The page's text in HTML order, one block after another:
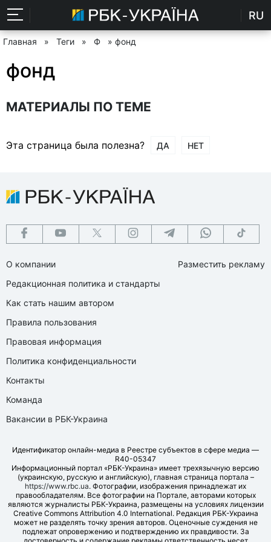
RU
Главная » Теги » Ф » фонд
фонд
МАТЕРИАЛЫ ПО ТЕМЕ
Эта страница была полезна? ДА НЕТ
О компании
Редакционная политика и стандарты
Как стать нашим автором
Правила пользования
Правовая информация
Политика конфиденциальности
Контакты
Команда
Вакансии в РБК-Украина
Разместить рекламу
Идентификатор онлайн-медиа в Реестре субъектов в сфере медиа —
R40-05347
Информационный портал «РБК-Украина» имеет трехязычную версию
(украинскую, русскую и английскую), главная страница портала –
https://www.rbc.ua. Фотографии, изображения принадлежат их
правообладателям. Все фотографии на Портале, авторами которых
являются журналисты РБК-Украина, размещены на условиях лицензии
Creative Commons Attribution 4.0 International. Редакция РБК-Украина
может не разделять точку зрения авторов. Оценочные суждения не
подлежат опровержению и подтверждению их правдивости. За